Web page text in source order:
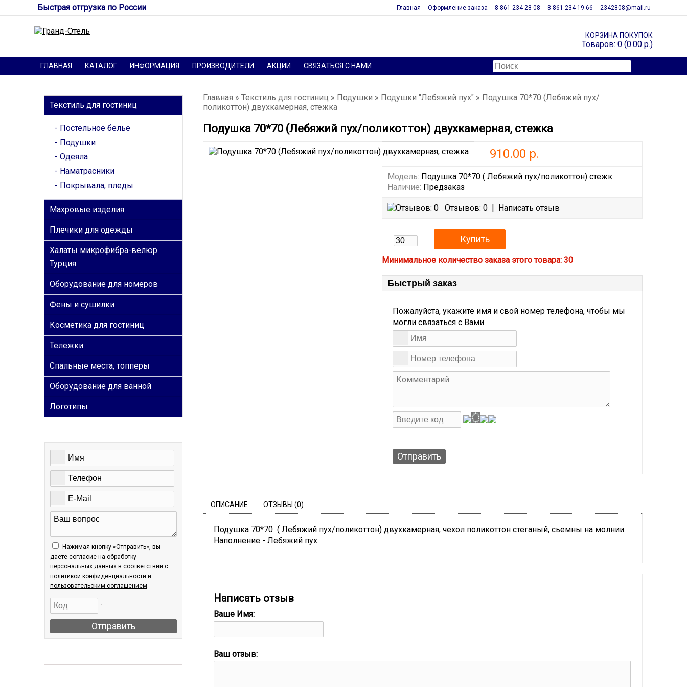
Быстрая отгрузка по России Главная Оформление заказа 8-861-234-28-08 8-861-234-19-66 2342808@mail.ru
КОРЗИНА ПОКУПОК
Товаров: 0 (0.00 р.)
ГЛАВНАЯ КАТАЛОГ ИНФОРМАЦИЯ ПРОИЗВОДИТЕЛИ АКЦИИ СВЯЗАТЬСЯ С НАМИ
Текстиль для гостиниц
Постельное белье
Подушки
Одеяла
Наматрасники
Покрывала, пледы
Махровые изделия
Плечики для одежды
Халаты микрофибра-велюр
Турция
Оборудование для номеров
Фены и сушилки
Косметика для гостиниц
Тележки
Спальные места, топперы
Оборудование для ванной
Логотипы
Нажимая кнопку «Отправить», вы
даете согласие на обработку
персональных данных в соответствии c
политикой конфиденциальности и
пользовательским соглашением.
Отправить
Главная » Текстиль для гостиниц » Подушки » Подушки "Лебяжий пух" » Подушка 70*70 (Лебяжий пух/
поликоттон) двухкамерная, стежка
Подушка 70*70 (Лебяжий пух/поликоттон) двухкамерная, стежка
910.00 р.
Модель: Подушка 70*70 ( Лебяжий пух/поликоттон) стежк
Наличие: Предзаказ
Отзывов: 0 | Написать отзыв
Минимальное количество заказа этого товара: 30
Быстрый заказ
Пожалуйста, укажите имя и свой номер телефона, чтобы мы
могли связаться с Вами
Отправить
ОПИСАНИЕ ОТЗЫВЫ (0)
Подушка 70*70 ( Лебяжий пух/поликоттон) двухкамерная, чехол поликоттон стеганый, сьемны на молнии.
Наполнение - Лебяжий пух.
Написать отзыв
Ваше Имя:
Ваш отзыв: